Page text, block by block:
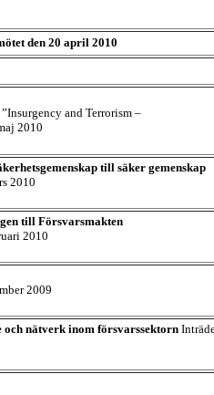
den 20 april 2010
and Terrorism –
2010
till säker gemenskap
2010
till Försvarsmakten
2010
2009
nätverk inom försvarssektorn